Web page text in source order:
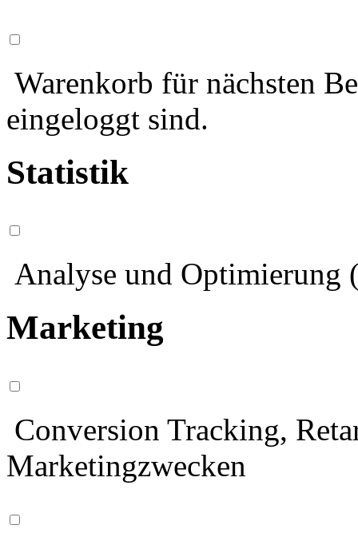
Warenkorb für nächsten
eingeloggt sind.
Statistik
Analyse und Optimierung
Marketing
Conversion Tracking,
Marketingzwecken